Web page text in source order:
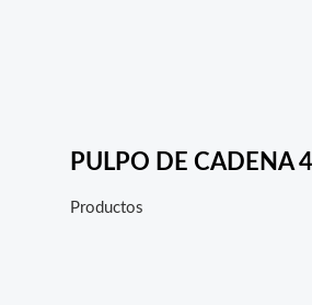
PULPO DE CADENA
Productos